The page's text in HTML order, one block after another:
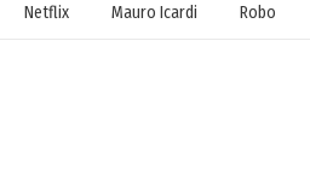
Netflix Mauro Icardi Robo